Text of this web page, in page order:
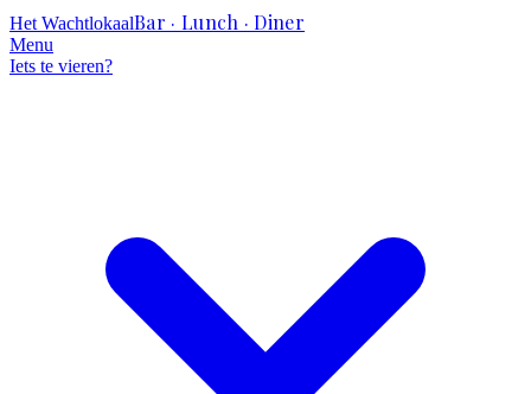
Het WachtlokaalBar · Lunch · Diner
Menu
Iets te vieren?